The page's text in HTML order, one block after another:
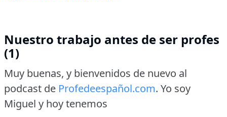
Nuestro trabajo antes de ser profes
(1)
Muy buenas, y bienvenidos de nuevo al
podcast de Profedeespañol.com. Yo soy
Miguel y hoy tenemos